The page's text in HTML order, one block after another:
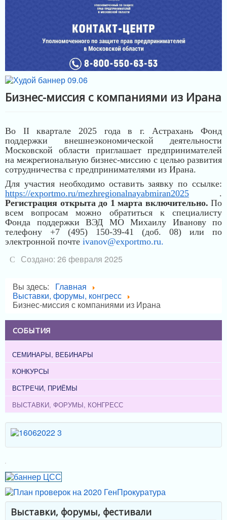
ИНФРАСТРУКТУРА ПОДДЕРЖКИ
Бизнес-миссия с компаниями из Ирана
Во IIквартале 2025 года в г. Астрахань Фонд
поддержки внешнеэкономической деятельности
Московской области приглашает предпринимателей
на межрегиональную бизнес-миссию с целью развития
сотрудничества с предпринимателями из Ирана.
Для участия необходимо оставить заявку по ссылке:
https://exportmo.ru/mezhregionalnayabmiran2025 .
Регистрация открыта до 1 марта включительно. По
всем вопросам можно обратиться к специалисту
Фонда поддержки ВЭД МО Михаилу Иванову по
телефону +7 (495) 150-39-41 (доб. 08) или по
электронной почте ivanov@exportmo.ru.
Создано: 26 февраля 2025
Вы здесь: Главная
Выставки, форумы, конгресс
Бизнес-миссия с компаниями из Ирана
СОБЫТИЯ
СЕМИНАРЫ, ВЕБИНАРЫ
КОНКУРСЫ
ВСТРЕЧИ, ПРИЁМЫ
ВЫСТАВКИ, ФОРУМЫ, КОНГРЕСС
Выставки, форумы, фестивали